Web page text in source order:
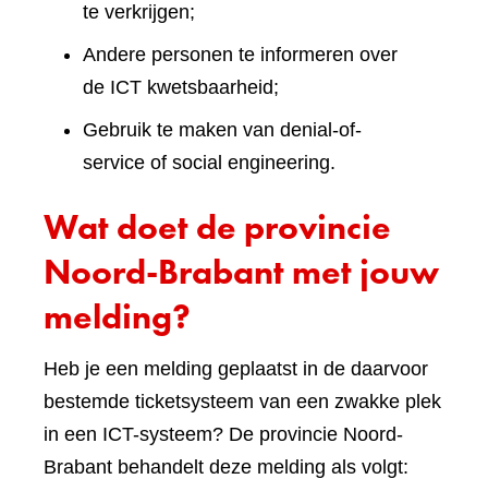
te verkrijgen;
Andere personen te informeren over
de ICT kwetsbaarheid;
Gebruik te maken van denial-of-
service of social engineering.
Wat doet de provincie
Noord-Brabant met jouw
melding?
Heb je een melding geplaatst in de daarvoor
bestemde ticketsysteem van een zwakke plek
in een ICT-systeem? De provincie Noord-
Brabant behandelt deze melding als volgt: